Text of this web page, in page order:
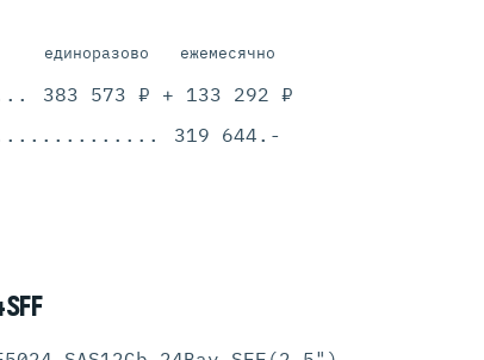
единоразово ежемесячно
383 573 ₽ + 133 292 ₽
319 644.-